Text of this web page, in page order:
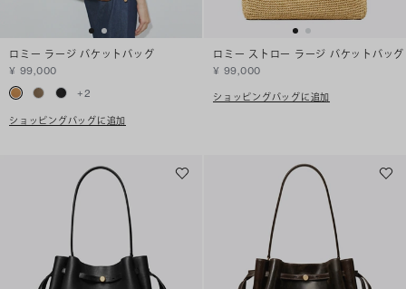
ロミー ラージ バケットバッグ
¥ 99,000
+2
ショッピングバッグに追加
ロミー ストロー ラージ バケットバッグ
¥ 99,000
ショッピングバッグに追加